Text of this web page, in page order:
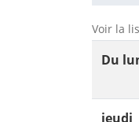
Voir la
Du
jeudi